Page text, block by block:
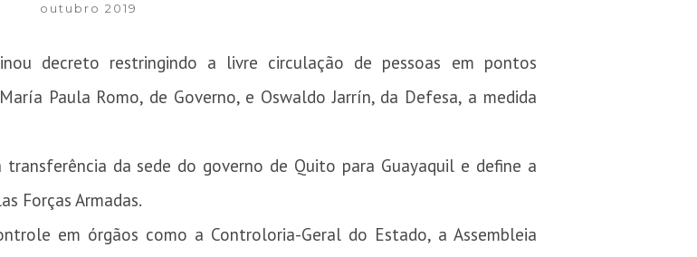
outubro 2019
decreto restringindo a livre circulação de pessoas em pontos
Paula Romo, de Governo, e Oswaldo Jarrín, da Defesa, a medida
da sede do governo de Quito para Guayaquil e define a
Forças Armadas.
em órgãos como a Controloria-Geral do Estado, a Assembleia